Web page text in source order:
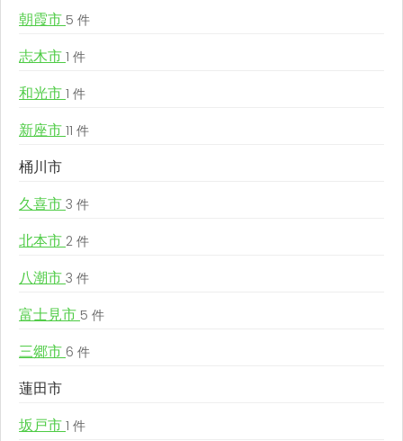
朝霞市 5 件
志木市 1 件
和光市 1 件
新座市 11 件
桶川市
久喜市 3 件
北本市 2 件
八潮市 3 件
富士見市 5 件
三郷市 6 件
蓮田市
坂戸市 1 件